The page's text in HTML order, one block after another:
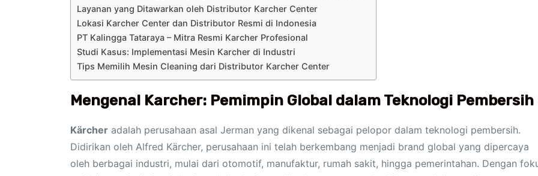
Layanan yang Ditawarkan oleh Distributor Karcher Center
Lokasi Karcher Center dan Distributor Resmi di Indonesia
PT Kalingga Tataraya – Mitra Resmi Karcher Profesional
Studi Kasus: Implementasi Mesin Karcher di Industri
Tips Memilih Mesin Cleaning dari Distributor Karcher Center
Mengenal Karcher: Pemimpin Global dalam Teknologi Pembersih
Kärcher adalah perusahaan asal Jerman yang dikenal sebagai pelopor dalam teknologi pembersih.
Didirikan oleh Alfred Kärcher, perusahaan ini telah berkembang menjadi brand global yang dipercaya
oleh berbagai industri, mulai dari otomotif, manufaktur, rumah sakit, hingga pemerintahan. Dengan